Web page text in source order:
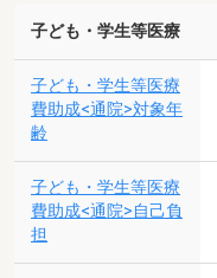
子ども・学生等医療
子ども・学生等医療
費助成<通院>対象年
齢
子ども・学生等医療
費助成<通院>自己負
担